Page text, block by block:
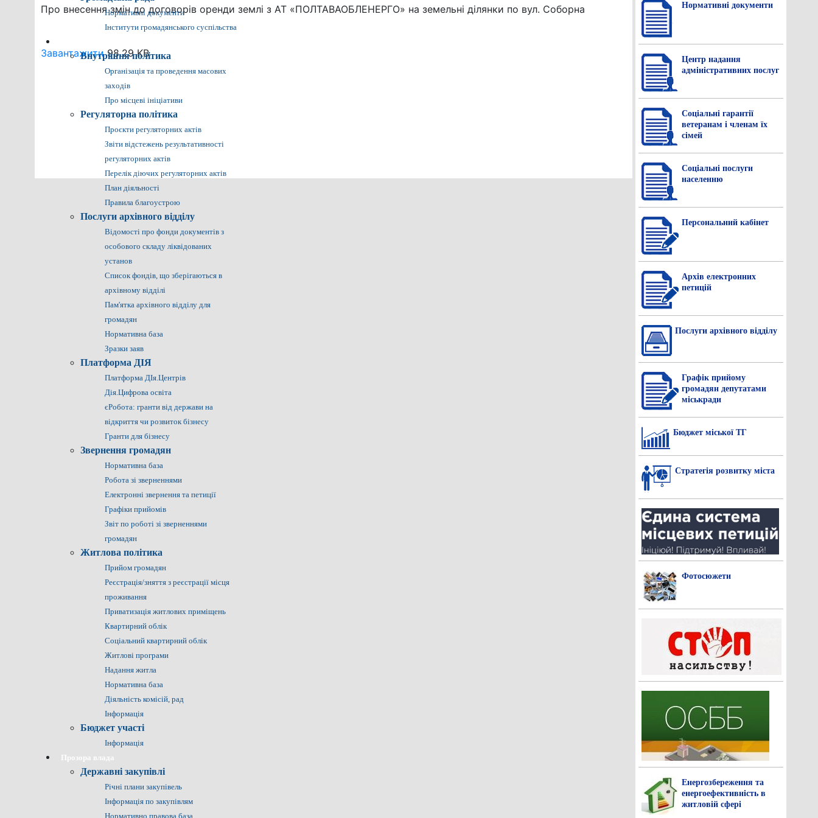
Нормативні документи
Інститути громадянського суспільства
Внутрішня політика
Організація та проведення масових
заходів
Про місцеві ініціативи
Регуляторна політика
Проєкти регуляторних актів
Звіти відстежень результативності
регуляторних актів
Перелік діючих регуляторних актів
План діяльності
Правила благоустрою
Послуги архівного відділу
Відомості про фонди документів з
особового складу ліквідованих
установ
Список фондів, що зберігаються в
архівному відділі
Пам'ятка архівного відділу для
громадян
Нормативна база
Зразки заяв
Платформа ДІЯ
Платформа ДІя.Центрів
Дія.Цифрова освіта
єРобота: гранти від держави на
відкриття чи розвиток бізнесу
Гранти для бізнесу
Звернення громадян
Нормативна база
Робота зі зверненнями
Електронні звернення та петиції
Графіки прийомів
Звіт по роботі зі зверненнями
громадян
Житлова політика
Прийом громадян
Реєстрація/зняття з реєстрації місця
проживання
Приватизація житлових приміщень
Квартирний облік
Соціальний квартирний облік
Житлові програми
Надання житла
Нормативна база
Діяльність комісій, рад
Інформація
Бюджет участі
Інформація
Прозора влада
Державні закупівлі
Річні плани закупівель
Інформація по закупівлям
Нормативно правова база
Про внесення змін до договорів оренди землі з АТ «ПОЛТАВАОБЛЕНЕРГО» на земельні ділянки по вул. Соборна
Завантажити98.29 KB
Нормативнi документи
Центр надання
адміністративних послуг
Соціальні гарантії
ветеранам і членам їх
сімей
Соціальні послуги
населенню
Персональний кабінет
Архів електронних
петицій
Послуги архівного відділу
Графік прийому
громадян депутатами
міськради
Бюджет міської ТГ
Стратегія розвитку міста
Фотосюжети
Енергозбереження та
енергоефективність в
житловій сфері